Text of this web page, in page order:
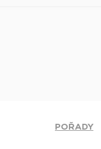
POŘADY